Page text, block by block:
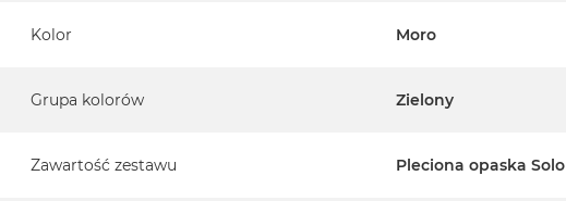
Kolor Moro
Grupa kolorów Zielony
Zawartość zestawu Pleciona opaska Solo